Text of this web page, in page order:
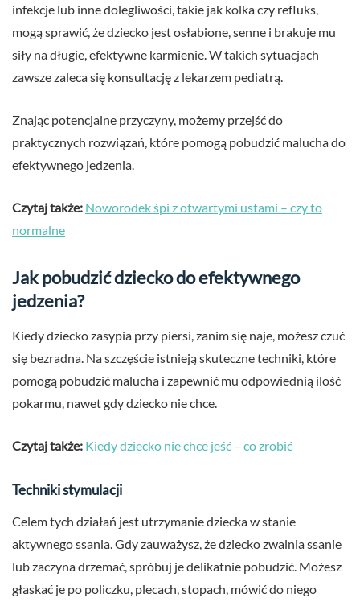
infekcje lub inne dolegliwości, takie jak kolka czy refluks,
mogą sprawić, że dziecko jest osłabione, senne i brakuje mu
siły na długie, efektywne karmienie. W takich sytuacjach
zawsze zaleca się konsultację z lekarzem pediatrą.
Znając potencjalne przyczyny, możemy przejść do
praktycznych rozwiązań, które pomogą pobudzić malucha do
efektywnego jedzenia.
Czytaj także: Noworodek śpi z otwartymi ustami – czy to
normalne
Jak pobudzić dziecko do efektywnego
jedzenia?
Kiedy dziecko zasypia przy piersi, zanim się naje, możesz czuć
się bezradna. Na szczęście istnieją skuteczne techniki, które
pomogą pobudzić malucha i zapewnić mu odpowiednią ilość
pokarmu, nawet gdy dziecko nie chce.
Czytaj także: Kiedy dziecko nie chce jeść – co zrobić
Techniki stymulacji
Celem tych działań jest utrzymanie dziecka w stanie
aktywnego ssania. Gdy zauważysz, że dziecko zwalnia ssanie
lub zaczyna drzemać, spróbuj je delikatnie pobudzić. Możesz
głaskać je po policzku, plecach, stopach, mówić do niego